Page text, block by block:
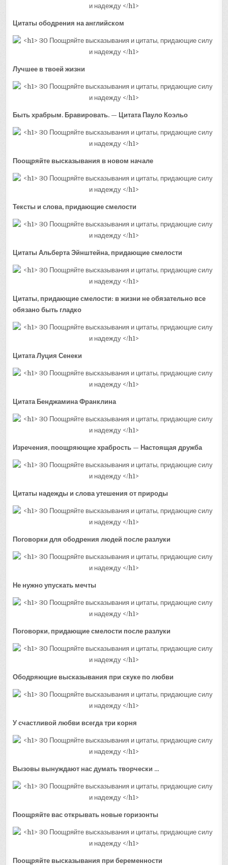
Цитаты ободрения на английском
Лучшее в твоей жизни
Быть храбрым. Бравировать. — Цитата Пауло Коэльо
Поощряйте высказывания в новом начале
Тексты и слова, придающие смелости
Цитаты Альберта Эйнштейна, придающие смелости
Цитаты, придающие смелости: в жизни не обязательно все
обязано быть гладко
Цитата Луция Сенеки
Цитата Бенджамина Франклина
Изречения, поощряющие храбрость — Настоящая дружба
Цитаты надежды и слова утешения от природы
Поговорки для ободрения людей после разлуки
Не нужно упускать мечты
Поговорки, придающие смелости после разлуки
Ободряющие высказывания при скуке по любви
У счастливой любви всегда три корня
Вызовы вынуждают нас думать творчески …
Поощряйте вас открывать новые горизонты
Поощряйте высказывания при беременности